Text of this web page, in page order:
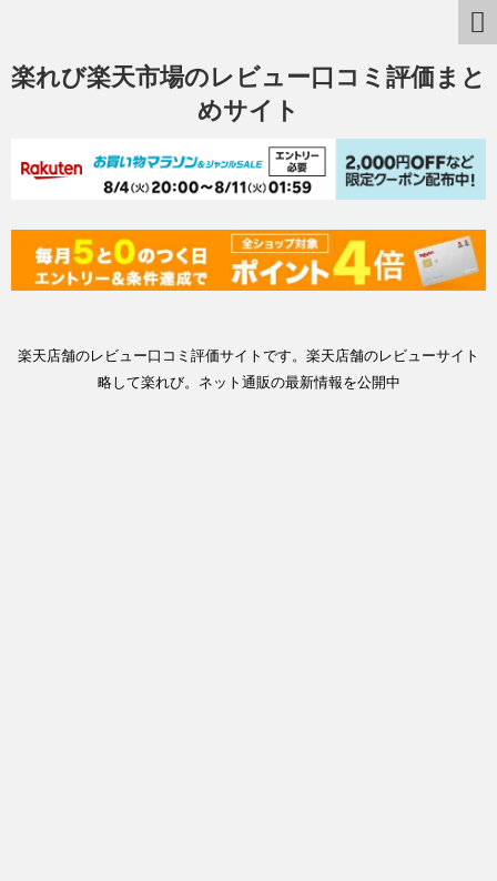
楽れび楽天市場のレビュー口コミ評価まと
めサイト
楽天店舗のレビュー口コミ評価サイトです。楽天店舗のレビューサイト
略して楽れび。ネット通販の最新情報を公開中